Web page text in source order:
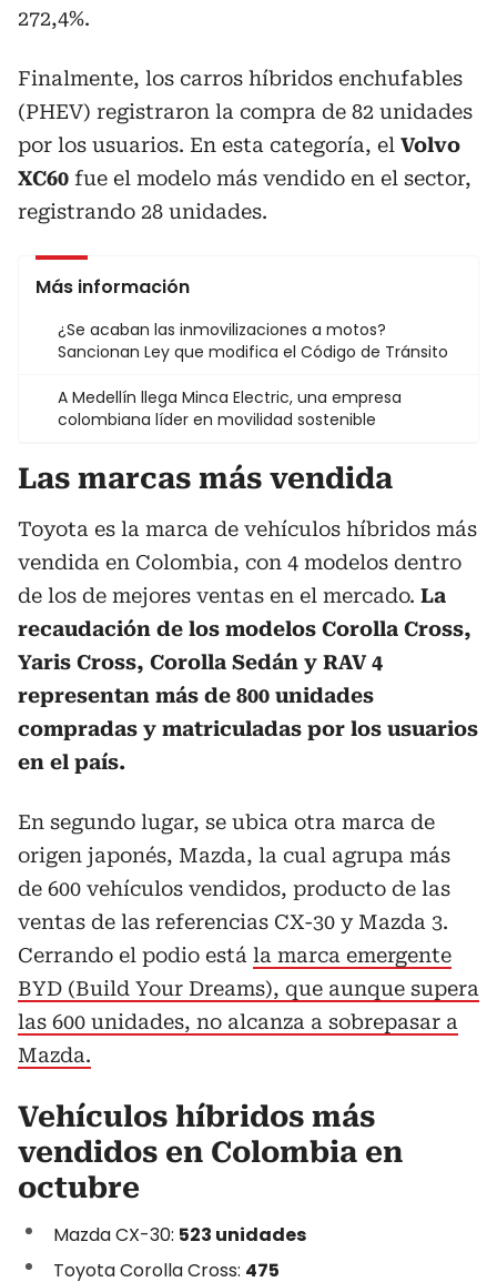
272,4%.
Finalmente, los carros híbridos enchufables
(PHEV) registraron la compra de 82 unidades
por los usuarios. En esta categoría, el Volvo
XC60 fue el modelo más vendido en el sector,
registrando 28 unidades.
Más información
¿Se acaban las inmovilizaciones a motos?
Sancionan Ley que modifica el Código de Tránsito
A Medellín llega Minca Electric, una empresa
colombiana líder en movilidad sostenible
Las marcas más vendida
Toyota es la marca de vehículos híbridos más
vendida en Colombia, con 4 modelos dentro
de los de mejores ventas en el mercado. La
recaudación de los modelos Corolla Cross,
Yaris Cross, Corolla Sedán y RAV 4
representan más de 800 unidades
compradas y matriculadas por los usuarios
en el país.
En segundo lugar, se ubica otra marca de
origen japonés, Mazda, la cual agrupa más
de 600 vehículos vendidos, producto de las
ventas de las referencias CX-30 y Mazda 3.
Cerrando el podio está la marca emergente
BYD (Build Your Dreams), que aunque supera
las 600 unidades, no alcanza a sobrepasar a
Mazda.
Vehículos híbridos más
vendidos en Colombia en
octubre
Mazda CX-30: 523 unidades
Toyota Corolla Cross: 475